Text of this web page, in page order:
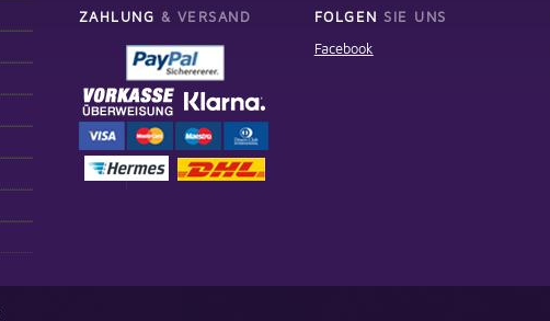
ZAHLUNG & VERSAND FOLGEN SIE UNS
Facebook